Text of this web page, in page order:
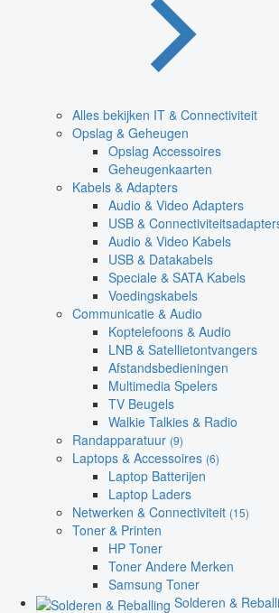
Alles bekijken IT & Connectiviteit
Opslag & Geheugen
Opslag Accessoires
Geheugenkaarten
Kabels & Adapters
Audio & Video Adapters
USB &
Audio & Video Kabels
USB & Datakabels
Speciale & SATA Kabels
Voedingskabels
Communicatie & Audio
Koptelefoons & Audio
LNB & Satellietontvangers
Afstandsbedieningen
Multimedia Spelers
TV Beugels
Walkie Talkies & Radio
Randapparatuur (9)
Laptops & Accessoires (6)
Laptop Batterijen
Laptop Laders
Netwerken & Connectiviteit (15)
Toner & Printen
HP Toner
Toner Andere Merken
Samsung Toner
Solderen &